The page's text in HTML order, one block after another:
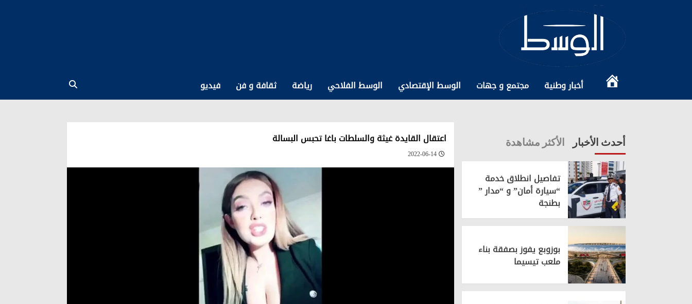
الرئيسية
أخبار وطنية مجتمع و جهات الوسط الإقتصادي الوسط الفلاحي رياضة ثقافة و فن فيديو
اعتقال القايدة غيثة والسلطات باغا تحبس البسالة
2022-06-14
أحدث الأخبار الأكثر مشاهدة
تفاصيل انطلاق خدمة
“سيارة أمان” و “مدار ”
بطنجة
بوزوبع يفوز بصفقة بناء
ملعب تيسيما